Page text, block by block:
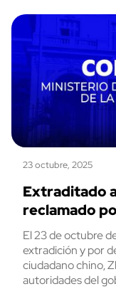
23 octubre, 2025
Extraditado
reclamado
El 23 de octubre
extradición y por
ciudadano chino,
autoridades del